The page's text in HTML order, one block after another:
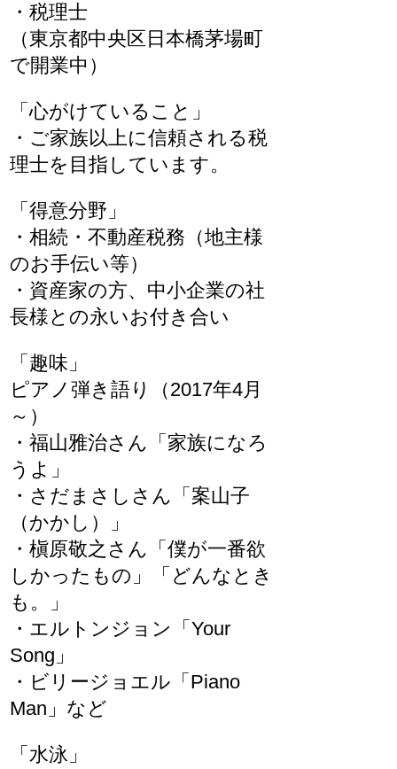
・税理士
（東京都中央区日本橋茅場町
で開業中）
「心がけていること」
・ご家族以上に信頼される税
理士を目指しています。
「得意分野」
・相続・不動産税務（地主様
のお手伝い等）
・資産家の方、中小企業の社
長様との永いお付き合い
「趣味」
ピアノ弾き語り（2017年4月
～）
・福山雅治さん「家族になろ
うよ」
・さだまさしさん「案山子
（かかし）」
・槇原敬之さん「僕が一番欲
しかったもの」「どんなとき
も。」
・エルトンジョン「Your
Song」
・ビリージョエル「Piano
Man」など
「水泳」